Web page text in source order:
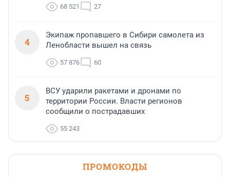
68 521 27
4
Экипаж пропавшего в Сибири самолета из
Ленобласти вышел на связь
57 876 60
5
ВСУ ударили ракетами и дронами по
территории России. Власти регионов
сообщили о пострадавших
55 243
ПРОМОКОДЫ